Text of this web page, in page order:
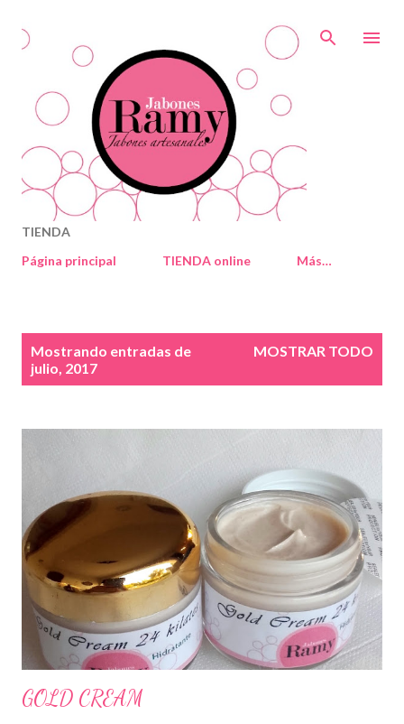
TIENDA
Página principal
TIENDA online Más…
Mostrando entradas de
julio, 2017
MOSTRAR TODO
GOLD CREAM